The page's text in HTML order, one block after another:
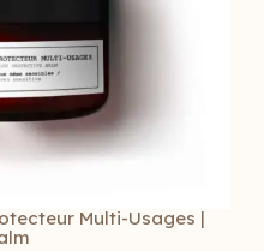
Multi-Usages |